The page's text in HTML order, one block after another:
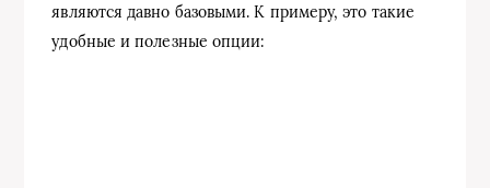
являются давно базовыми. К примеру, это такие
удобные и полезные опции: